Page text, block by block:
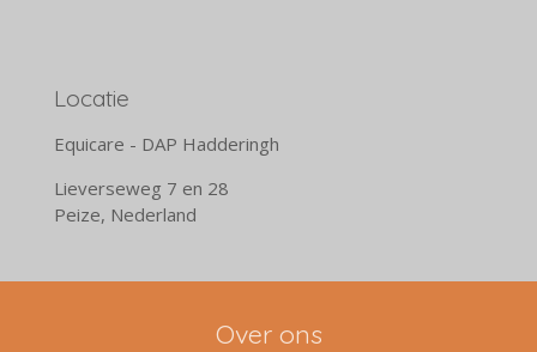
Locatie
Equicare - DAP Hadderingh
Lieverseweg 7 en 28
Peize, Nederland
Over ons